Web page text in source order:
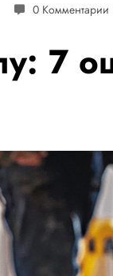
0 Комментарии
7